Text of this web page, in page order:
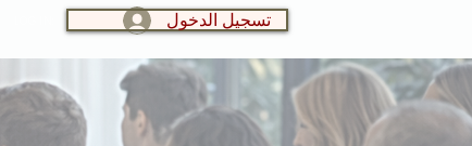
تسجيل الدخول